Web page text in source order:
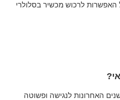
לרכוש מכשיר בסלולרי
האחרונות לנגישה ופשוטה